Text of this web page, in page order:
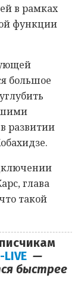
в рамках
функции
большое
развитии
глава
такой
—
быстрее